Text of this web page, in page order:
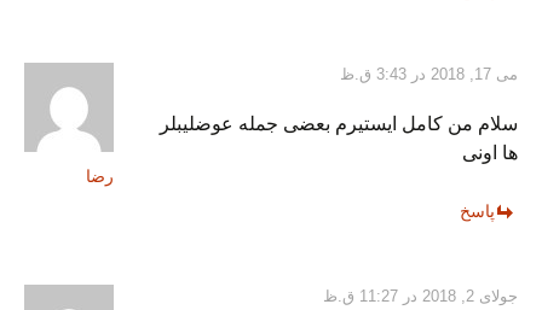
رضا
می 17, 2018 در 3:43 ق.ظ
سلام من کامل ایستیرم بعضی جمله عوضلیبلر
ها اونی
پاسخ
جولای 2, 2018 در 11:27 ق.ظ